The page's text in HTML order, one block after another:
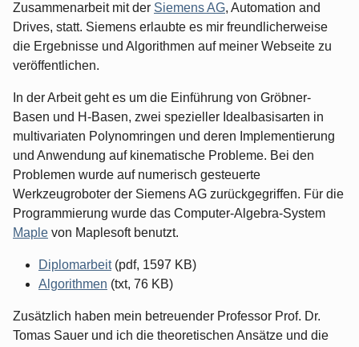
Zusammenarbeit mit der Siemens AG, Automation and
Drives, statt. Siemens erlaubte es mir freundlicherweise
die Ergebnisse und Algorithmen auf meiner Webseite zu
veröffentlichen.
In der Arbeit geht es um die Einführung von Gröbner-
Basen und H-Basen, zwei spezieller Idealbasisarten in
multivariaten Polynomringen und deren Implementierung
und Anwendung auf kinematische Probleme. Bei den
Problemen wurde auf numerisch gesteuerte
Werkzeugroboter der Siemens AG zurückgegriffen. Für die
Programmierung wurde das Computer-Algebra-System
Maple von Maplesoft benutzt.
Diplomarbeit(pdf, 1597 KB)
Algorithmen (txt, 76 KB)
Zusätzlich haben mein betreuender Professor Prof. Dr.
Tomas Sauer und ich die theoretischen Ansätze und die